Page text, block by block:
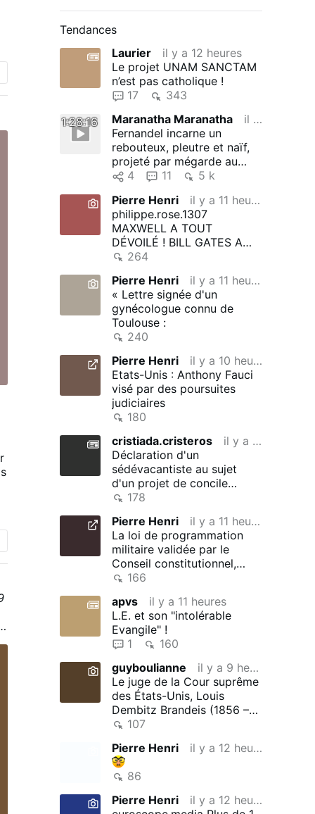
Tendances
Laurier
il y a 12 heures
Le projet UNAM SANCTAM
n’est pas catholique !
17
343
1:28:16
Maranatha Maranatha
il y a 12 heures
Fernandel incarne un
rebouteux, pleutre et naïf,
projeté par mégarde au
XVIe siècle à la cour de …
4 11
5 k
Pierre Henri
il y a 11 heures
philippe.rose.1307
MAXWELL A TOUT
DÉVOILÉ ! BILL GATES A
CLONÉ DES MILLERS
D’EPSTEIN …
264
Pierre Henri
il y a 11 heures
« Lettre signée d'un
gynécologue connu de
Toulouse :
240
Pierre Henri
il y a 10 heures
Etats-Unis : Anthony Fauci
visé par des poursuites
judiciaires
180
cristiada.cristeros
il y a 10 heures
Déclaration d'un
sédévacantiste au sujet
d'un projet de concile
général imparfait
178
Pierre Henri
il y a 11 heures
La loi de programmation
militaire validée par le
Conseil constitutionnel,
sans réserve
166
apvs
il y a 11 heures
L.E. et son "intolérable
Evangile" !
1
160
guyboulianne
il y a 9 heures
Le juge de la Cour suprême
des États-Unis, Louis
Dembitz Brandeis (1856 –
1941), était un crypto-juif …
107
Pierre Henri
il y a 12 heures
86
Pierre Henri
il y a 12 heures